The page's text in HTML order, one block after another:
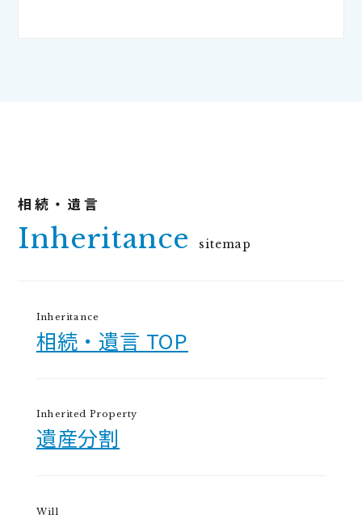
Inheritance sitemap
Inheritance
相続・遺言 TOP
Inherited Property
遺産分割
Will